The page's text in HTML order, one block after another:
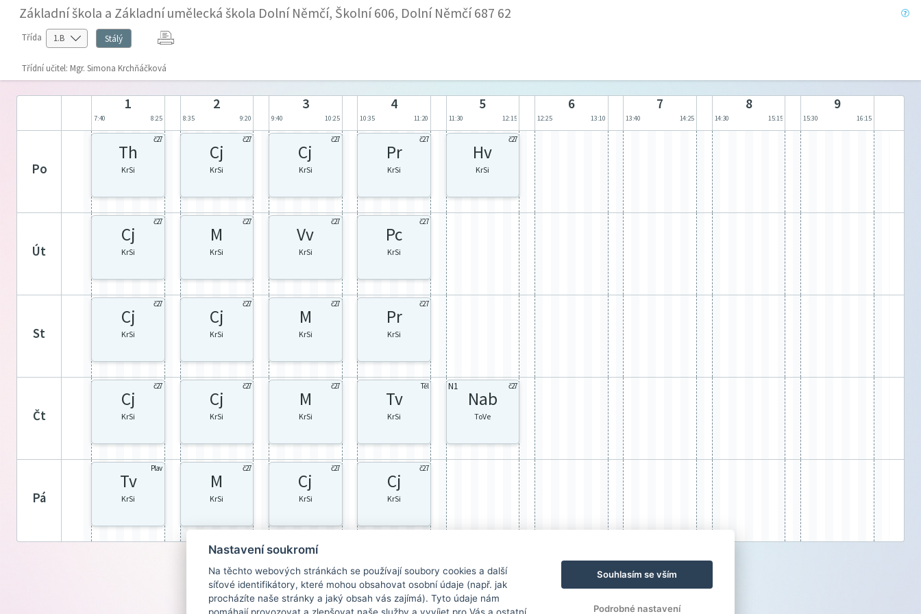
Základní škola a Základní umělecká škola Dolní Němčí, Školní 606, Dolní Němčí 687 62
Třída Stálý
Třídní učitel: Mgr. Simona Krchňáčková
1
7:40 8:25
2
8:35 9:20
3
9:40 10:25
4
10:35 11:20
5
11:30 12:15
6
12:25 13:10
7
13:40 14:25
8
14:30 15:15
9
15:30 16:15
po
č27
Th
KrSi
č27
Cj
KrSi
č27
Cj
KrSi
č27
Pr
KrSi
č27
Hv
KrSi
út
č27
Cj
KrSi
č27
M
KrSi
č27
Vv
KrSi
č27
Pc
KrSi
st
č27
Cj
KrSi
č27
Cj
KrSi
č27
M
KrSi
č27
Pr
KrSi
čt
č27
Cj
KrSi
č27
Cj
KrSi
č27
M
KrSi
Těl
Tv
KrSi
N1 č27
Nab
ToVe
pá
Plav
Tv
KrSi
č27
M
KrSi
č27
Cj
KrSi
č27
Cj
KrSi
Nastavení soukromí
Na těchto webových stránkách se používají soubory cookies a další
síťové identifikátory, které mohou obsahovat osobní údaje (např. jak
procházíte naše stránky a jaký obsah vás zajímá). Tyto údaje nám
Souhlasím se vším
Podrobné nastavení